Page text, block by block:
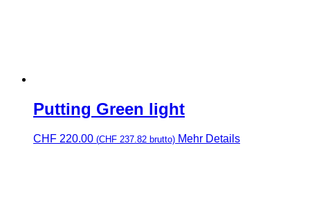
Putting Green light
CHF 220.00 (CHF 237.82 brutto) Mehr Details